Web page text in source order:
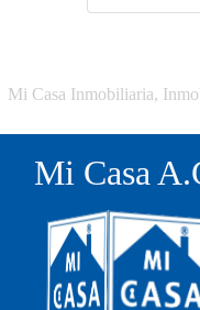
Mi Casa Inmobiliaria,
Mi Casa